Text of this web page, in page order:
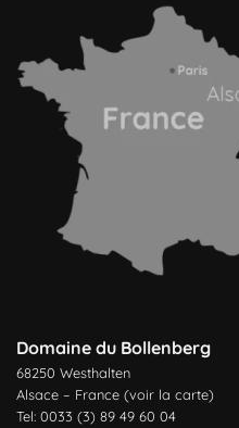
Domaine du Bollenberg
68250 Westhalten
Alsace – France (voir la carte)
Tel: 0033 (3) 89 49 60 04